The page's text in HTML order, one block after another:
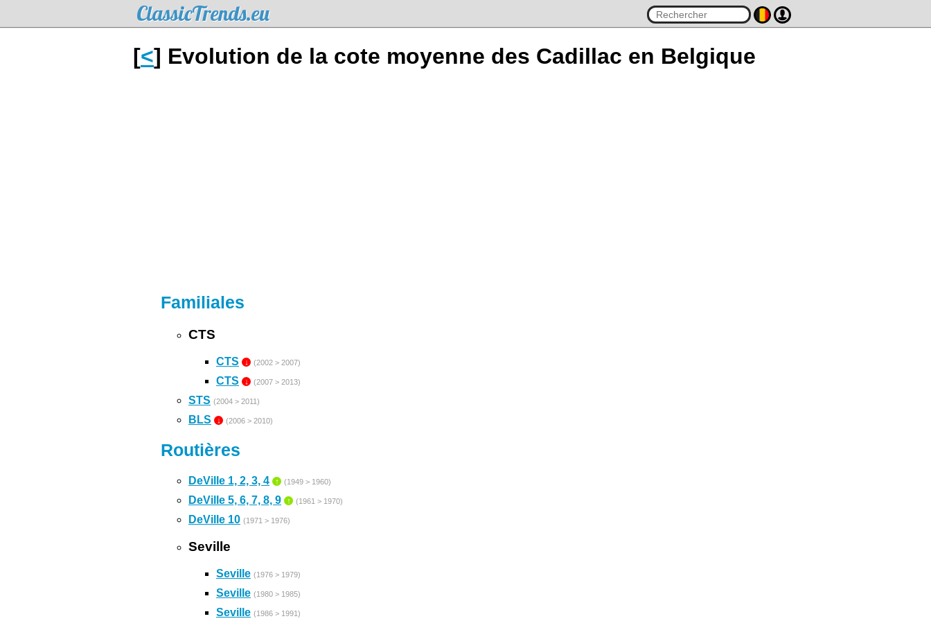
ClassicTrends.eu
[<] Evolution de la cote moyenne des Cadillac en Belgique
Familiales
CTS
CTS ↓ (2002 > 2007)
CTS ↓ (2007 > 2013)
STS (2004 > 2011)
BLS ↓ (2006 > 2010)
Routières
DeVille 1, 2, 3, 4 ↑ (1949 > 1960)
DeVille 5, 6, 7, 8, 9 ↑ (1961 > 1970)
DeVille 10 (1971 > 1976)
Seville
Seville (1976 > 1979)
Seville (1980 > 1985)
Seville (1986 > 1991)